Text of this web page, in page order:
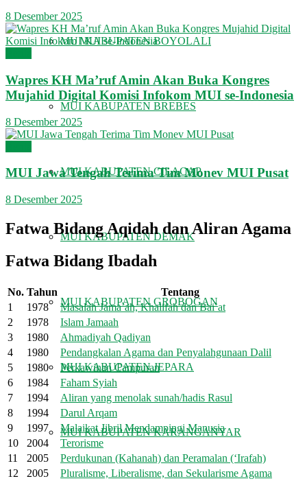
MUI KABUPATEN BOYOLALI
MUI KABUPATEN BREBES
MUI KABUPATEN CILACAP
MUI KABUPATEN DEMAK
MUI KABUPATEN GROBOGAN
MUI KABUPATEN JEPARA
MUI KABUPATEN KARANGANYAR
8 Desember 2025
Wapres KH Ma’ruf Amin Akan Buka Kongres
Mujahid Digital Komisi Infokom MUI se-Indonesia
8 Desember 2025
MUI Jawa Tengah Terima Tim Monev MUI Pusat
8 Desember 2025
Fatwa Bidang Aqidah dan Aliran Agama
Fatwa Bidang Ibadah
No. Tahun
Tentang
1
1978
Masalah Jama`ah, Khalifah dan Bai`at
2
1978
Islam Jamaah
3
1980
Ahmadiyah Qadiyan
4
1980
Pendangkalan Agama dan Penyalahgunaan Dalil
5
1980
Perkawinan Campuran
6
1984
Faham Syiah
7
1994
Aliran yang menolak sunah/hadis Rasul
8
1994
Darul Arqam
9
1997
Malaikat Jibril Mendampingi Manusia
10
2004
Terorisme
11
2005
Perdukunan (Kahanah) dan Peramalan (‘Irafah)
12
2005
Pluralisme, Liberalisme, dan Sekularisme Agama